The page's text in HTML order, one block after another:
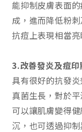
能抑制皮膚表面
成，進而降低粉
抗痘上表現相當亮
3.改善發炎及痘印
具有很好的抗發
真菌生長，對於
可以讓肌膚變得
沉，也可透過抑